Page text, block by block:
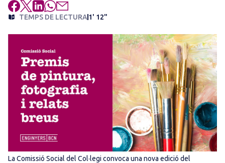
TEMPS DE LECTURA 1' 12"
La Comissió Social del Col·legi convoca una nova edició del